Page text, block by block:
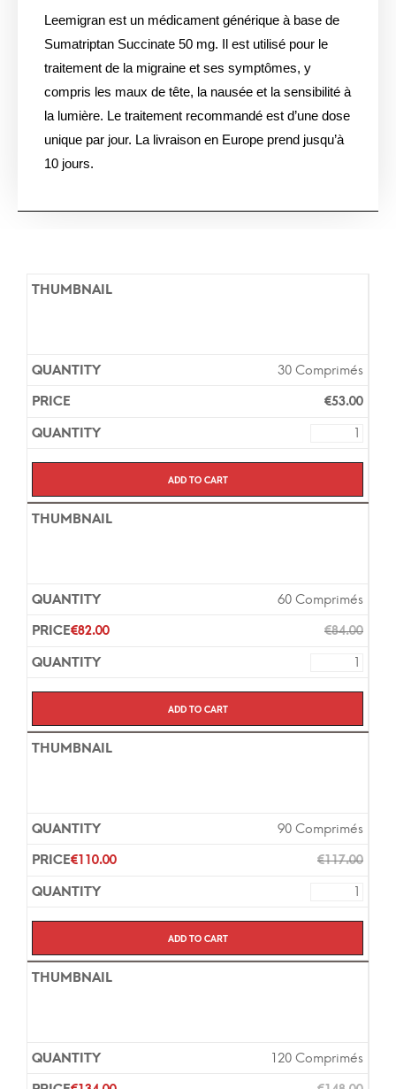
Leemigran est un médicament générique à base de
Sumatriptan Succinate 50 mg. Il est utilisé pour le
traitement de la migraine et ses symptômes, y
compris les maux de tête, la nausée et la sensibilité à
la lumière. Le traitement recommandé est d’une dose
unique par jour. La livraison en Europe prend jusqu’à
10 jours.
30 Comprimés
€53.00
Add to cart
60 Comprimés
€84.00
€82.00
Add to cart
90 Comprimés
€117.00
€110.00
Add to cart
120 Comprimés